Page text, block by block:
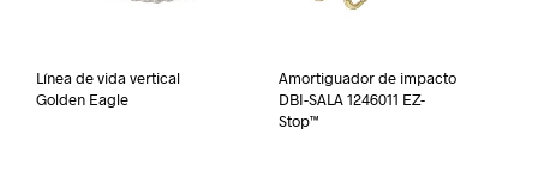
Línea de vida vertical
Golden Eagle
Amortiguador de impacto
DBI-SALA 1246011 EZ-
Stop™